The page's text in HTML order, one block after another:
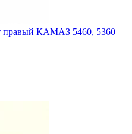
правый КАМАЗ 5460, 5360